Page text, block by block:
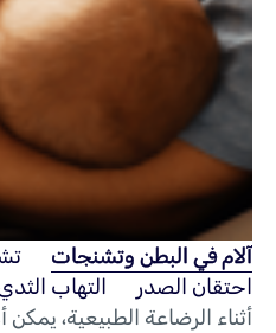
آلام في البطن وتشنجات
احتقان الصدر
التهاب
أثناء الرضاعة الطبيعية،